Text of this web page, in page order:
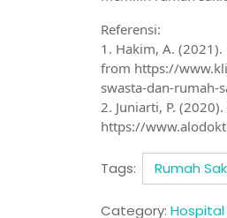
Referensi:
1. Hakim, A. (2021).
from https://
swasta-dan-rumah-
2. Juniarti, P.
https://
Tags: Rumah
Category: Hospital